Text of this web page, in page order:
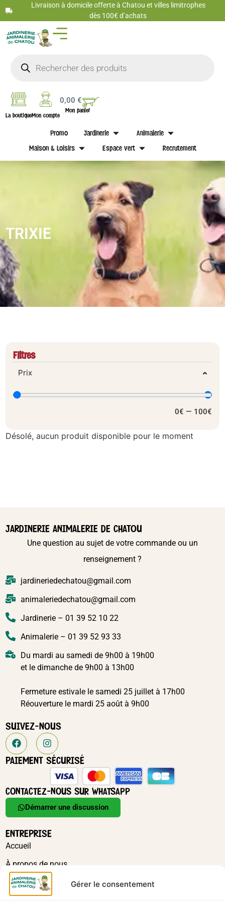
Gérer le consentement
Livraison à domicile offerte à Chatou et villes limitrophes
dès 100€ d’achats
La boutiqueMon compte
0,00€
Mon panier
Promo Jardinerie
Animalerie
Maison & Loisirs
Espace vert Recrutement
TRIXIE
Filtres
Prix
0€ — 100€
Désolé, aucun produit disponible pour le moment
SUIVEZ-NOUS
PAIEMENT SÉCURISÉ
CONTACTEZ-NOUS SUR WHATSAPP
Démarrer une discussion
ENTREPRISE
Accueil
À propos de nous
Actualités
JARDINERIE ANIMALERIE DE CHATOU
Une question au sujet de votre commande ou un
renseignement ?
jardineriedechatou@gmail.com
animaleriedechatou@gmail.com
Jardinerie – 01 39 52 10 22
Animalerie – 01 39 52 93 33
Du mardi au samedi de 9h00 à 19h00
et le dimanche de 9h00 à 13h00
Fermeture estivale le samedi 25 juillet à 17h00
Réouverture le mardi 25 août à 9h00